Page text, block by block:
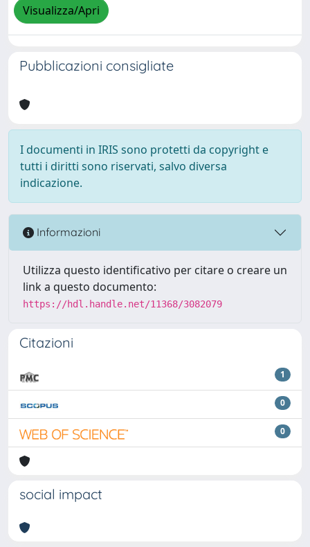
Visualizza/Apri
Pubblicazioni consigliate
I documenti in IRIS sono protetti da copyright e
tutti i diritti sono riservati, salvo diversa
indicazione.
Informazioni
Utilizza questo identificativo per citare o creare un
link a questo documento:
https://hdl.handle.net/11368/3082079
Citazioni
1
0
0
social impact